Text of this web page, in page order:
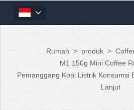

Rumah > produk >
M1 150g Mini Coffee
Pemanggang Kopi Listrik Konsumsi
Lanjut